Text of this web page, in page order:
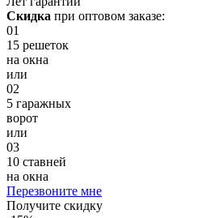
Скидка при оптовом заказе:
01
15 решеток
на окна
или
02
5 гаражных
ворот
или
03
10 ставней
на окна
Перезвоните мне
Получите скидку